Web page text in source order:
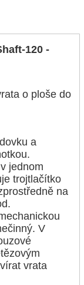
120 -
o ploše do
a
jednom
trojtlačítko
na
V
vrata